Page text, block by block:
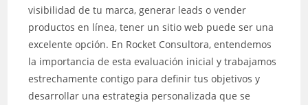
visibilidad de tu marca, generar leads o vender
productos en línea, tener un sitio web puede ser una
excelente opción. En Rocket Consultora, entendemos
la importancia de esta evaluación inicial y trabajamos
estrechamente contigo para definir tus objetivos y
desarrollar una estrategia personalizada que se